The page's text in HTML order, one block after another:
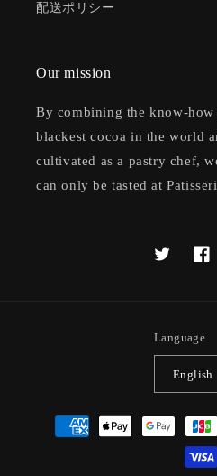
配送ポリシー
Our mission
By combining the know-how
blackest cocoa in the world
cultivated as a pastry chef,
can only be tasted at
Twitter
Language
English
Payment
methods